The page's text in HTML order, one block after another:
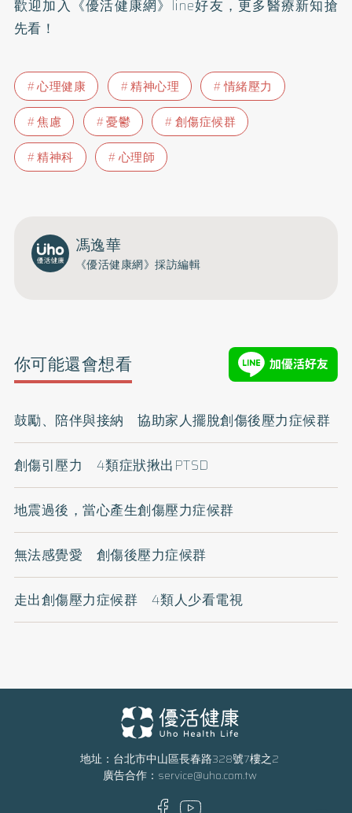
歡迎加入 《優活健康網》line好友 ，更多醫療新知搶
先看！
心理健康 精神心理
情緒壓力
焦慮
憂鬱
創傷症候群
精神科
心理師
馮逸華
《優活健康網》採訪編輯
你可能還會想看
鼓勵、陪伴與接納 協助家人擺脫創傷後壓力症候群
創傷引壓力 4類症狀揪出PTSD
地震過後，當心產生創傷壓力症候群
無法感覺愛 創傷後壓力症候群
走出創傷壓力症候群 4類人少看電視
地址：台北市中山區長春路328號7樓之2
廣告合作： service@uho.com.tw